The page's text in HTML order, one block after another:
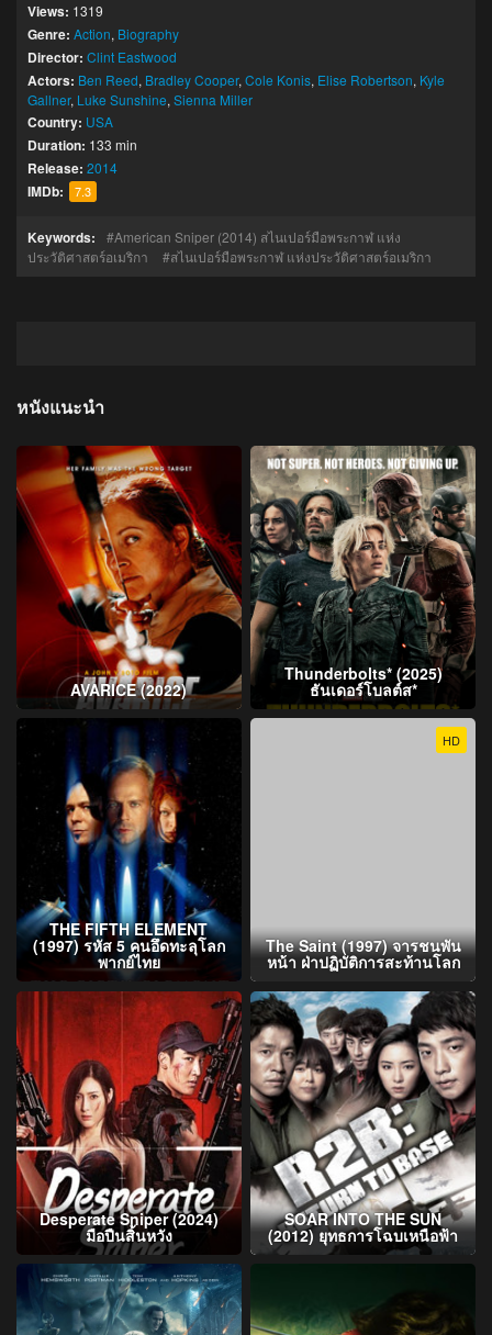
Views: 1319
Genre: Action, Biography
Director: Clint Eastwood
Actors: Ben Reed, Bradley Cooper,Cole Konis, Elise Robertson, Kyle
Gallner, Luke Sunshine,Sienna Miller
Country: USA
Duration: 133 min
Release: 2014
IMDb: 7.3
Keywords:
American Sniper (2014) สไนเปอร์มือพระกาฬ แห่ง
ประวัติศาสตร์อเมริกา
สไนเปอร์มือพระกาฬ แห่งประวัติศาสตร์อเมริกา
หนังแนะนำ
AVARICE (2022)
Thunderbolts* (2025)
ธันเดอร์โบลต์ส*
THE FIFTH ELEMENT
(1997) รหัส 5 คนอึดทะลุโลก
พากย์ไทย
HD
The Saint (1997) จารชนพัน
หน้า ฝ่าปฏิบัติการสะท้านโลก
Desperate Sniper (2024)
มือปืนสิ้นหวัง
SOAR INTO THE SUN
(2012) ยุทธการโฉบเหนือฟ้า